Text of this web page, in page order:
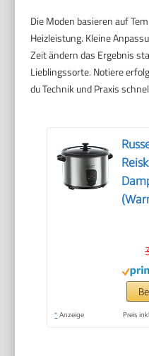
Die Moden basieren auf
Heizleistung. Kleine
Zeit ändern das Ergebnis
Lieblingssorte. Notiere
du Technik und Praxis
* Anzeige Preis